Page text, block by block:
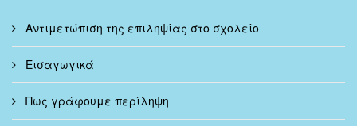
Αντιμετώπιση της επιληψίας στο σχολείο
Εισαγωγικά
Πως γράφουμε περίληψη